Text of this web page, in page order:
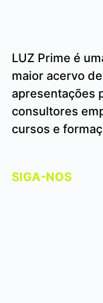
LUZ Prime é
maior acervo
apresentações
consultores
cursos e
SIGA-NOS